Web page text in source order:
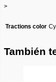
>
Tractions color
También